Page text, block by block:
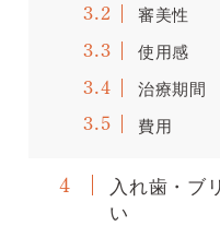
3.2 審美性
3.3 使用感
3.4 治療期間
3.5 費用
4
入れ歯・ブ
い